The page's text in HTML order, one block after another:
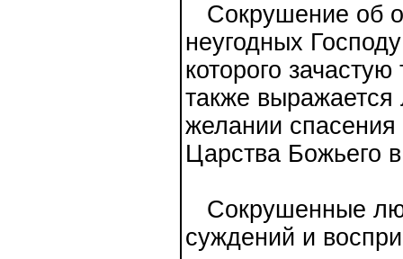
Сокрушение об
неугодных
которого
также
желании спасения
Царства Божьего
Сокрушенные
суждений и